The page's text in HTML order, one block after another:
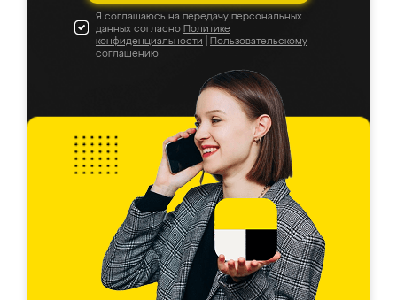
Я соглашаюсь на передачу персональных
данных согласно Политике
конфиденциальности
Пользовательскому
соглашению